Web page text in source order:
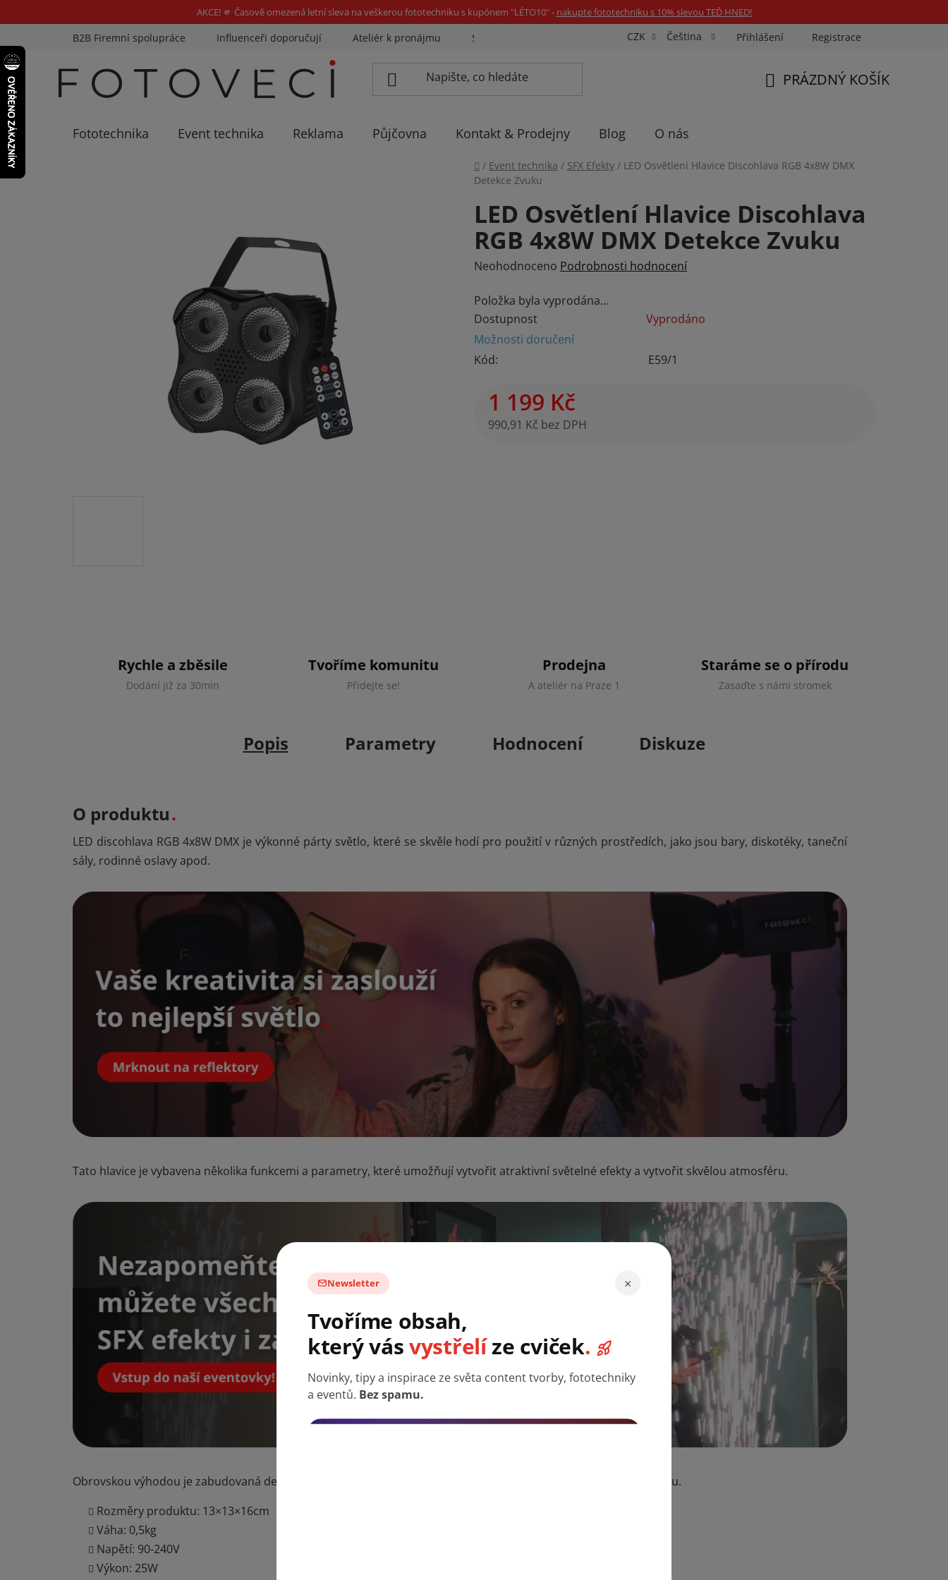
AKCE! 🫵 Časově omezená letní sleva na veškerou fototechniku s kupónem "LÉTO10" - nakupte fototechniku s 10% slevou TEĎ HNED!
na
obsah
B2B Firemní spolupráce Influenceři doporučují Ateliér k pronájmu Sázíme stromky Eventovka Fotospin Neony na míru Průkazové Foto
CZK Čeština Přihlášení Registrace
PRÁZDNÝ KOŠÍK
Fototechnika Event technika Reklama Půjčovna Kontakt & Prodejny Blog O nás
Domů
/ Event technika / SFX Efekty / LED Osvětlení Hlavice Discohlava RGB 4x8W DMX
Detekce Zvuku
LED Osvětlení Hlavice Discohlava
RGB 4x8W DMX Detekce Zvuku
Průměrné
produktu
je
0,0
z
hvězdiček.
Neohodnoceno Podrobnosti hodnocení
Položka byla vyprodána…
Dostupnost
Vyprodáno
Možnosti doručení
Kód:
E59/1
1 199 Kč
990,91 Kč bez DPH
Rychle a zběsile
Dodání již za 30min
Tvoříme komunitu
Přidejte se!
Prodejna
A ateliér na Praze 1
Staráme se o přírodu
Zasaďte s námi stromek
Popis Parametry Hodnocení Diskuze
O produktu
LED discohlava RGB 4x8W DMX je výkonné párty světlo, které se skvěle hodí pro použití v různých prostředích, jako jsou bary, diskotéky, taneční
sály, rodinné oslavy apod.
Tato hlavice je vybavena několika funkcemi a parametry, které umožňují vytvořit atraktivní světelné efekty a vytvořit skvělou atmosféru.
Obrovskou výhodou je zabudovaná detekce zvuku, díky kterému dokáže světlo reagovat na hudbu z reproduktoru.
Rozměry produktu: 13×13×16cm
Váha: 0,5kg
Napětí: 90-240V
Výkon: 25W
Newsletter ×
Tvoříme obsah,
který vásvystřelíze cviček.
Novinky, tipy a inspirace ze světa content tvorby, fototechniky
a eventů. Bez spamu.